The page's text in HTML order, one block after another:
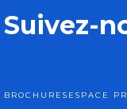
Suivez-
BROCHURES ESPACE